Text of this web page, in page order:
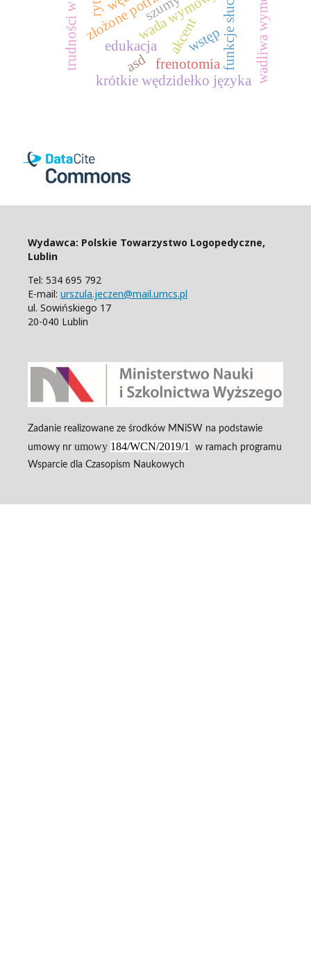
wstęp
edukacja
asd
krótkie wędzidełko języka
wada wymowy wadliwa wymowa
frenotomia
akcent
Wydawca: Polskie Towarzystwo Logopedyczne,
Lublin
Tel: 534 695 792
E-mail: urszula.jeczen@mail.umcs.pl
ul. Sowińskiego 17
20-040 Lublin
Zadanie realizowane ze środków MNiSW na podstawie
umowy nr umowy 184/WCN/2019/1
w ramach programu
Wsparcie dla Czasopism Naukowych